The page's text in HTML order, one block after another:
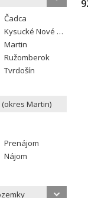
Čadca
Kysucké Nové Mesto
Martin
Ružomberok
Tvrdošín
Prenájom
Nájom